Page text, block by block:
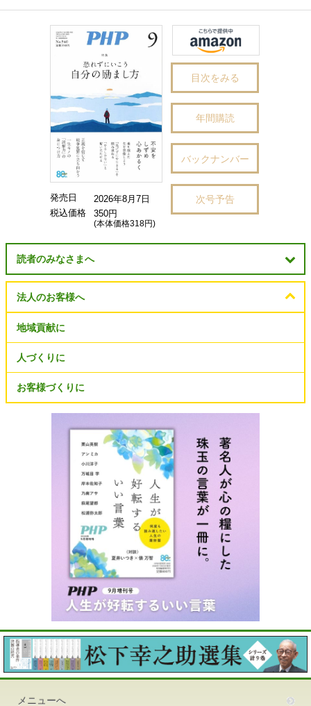
発売日
2026年8月7日
税込価格
350円
(本体価格318円)
目次をみる
年間購読
バックナンバー
次号予告
読者のみなさまへ
法人のお客様へ
地域貢献に
人づくりに
お客様づくりに
メニューへ